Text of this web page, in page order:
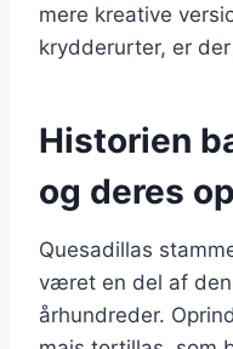
mere kreative
krydderurter, er
Historien
og deres
Quesadillas
været en del af
århundreder.